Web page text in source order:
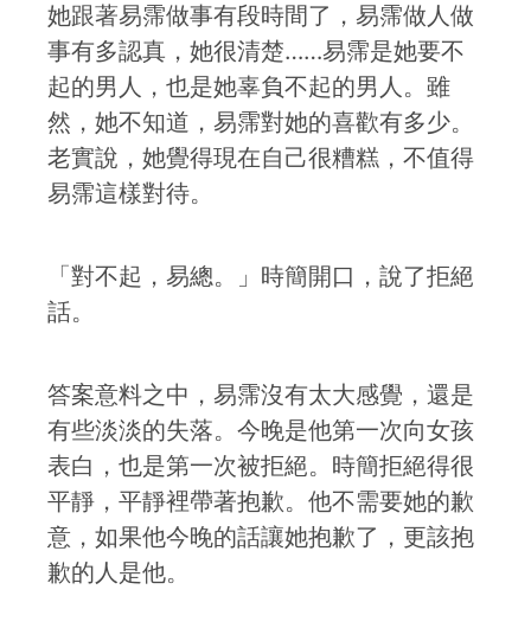
她跟著易霈做事有段時間了，易霈做人做
事有多認真，她很清楚……易霈是她要不
起的男人，也是她辜負不起的男人。雖
然，她不知道，易霈對她的喜歡有多少。
老實說，她覺得現在自己很糟糕，不值得
易霈這樣對待。
「對不起，易總。」時簡開口，說了拒絕
話。
答案意料之中，易霈沒有太大感覺，還是
有些淡淡的失落。今晚是他第一次向女孩
表白，也是第一次被拒絕。時簡拒絕得很
平靜，平靜裡帶著抱歉。他不需要她的歉
意，如果他今晚的話讓她抱歉了，更該抱
歉的人是他。